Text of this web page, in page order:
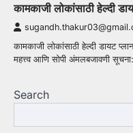
कामकाजी लोकांसाठी हेल्दी
कामकाजी लोकांसाठी हेल्दी डायट
महत्त्व आणि सोपी अंमलबजावणी
Search